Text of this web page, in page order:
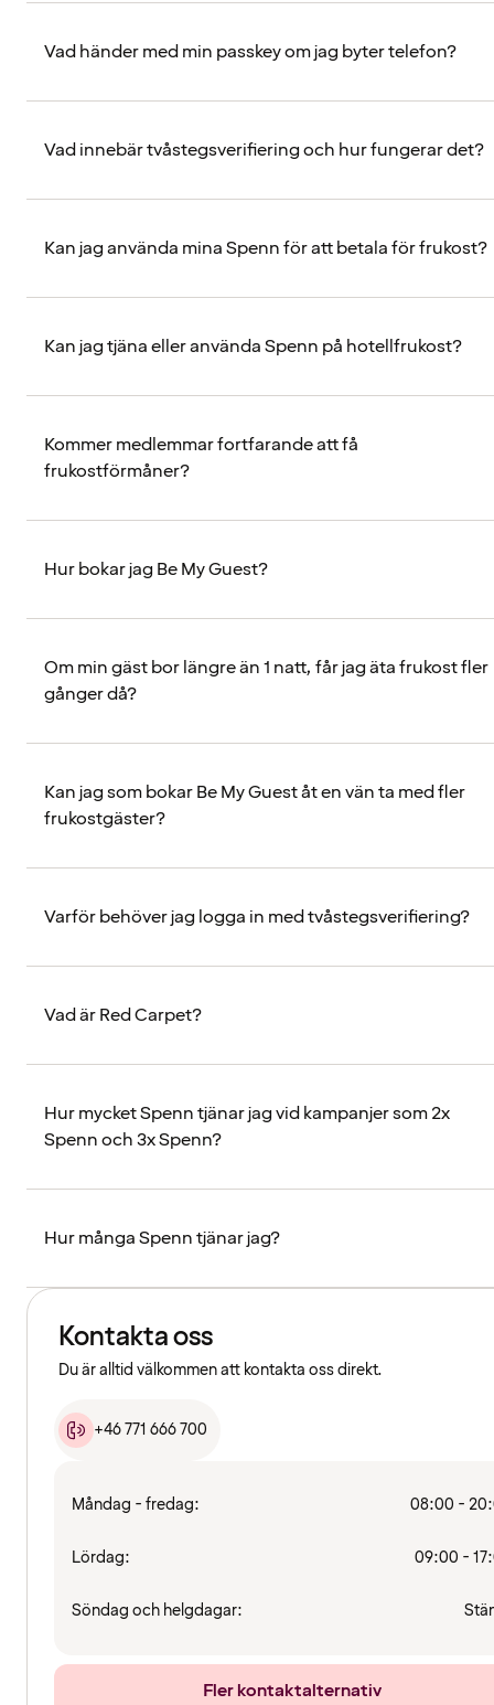
Vad händer med min passkey om jag byter telefon?
Vad innebär tvåstegsverifiering och hur fungerar det?
Kan jag använda mina Spenn för att betala för frukost?
Kan jag tjäna eller använda Spenn på hotellfrukost?
Kommer medlemmar fortfarande att få
frukostförmåner?
Hur bokar jag Be My Guest?
Om min gäst bor längre än 1 natt, får jag äta frukost fler
gånger då?
Kan jag som bokar Be My Guest åt en vän ta med fler
frukostgäster?
Varför behöver jag logga in med tvåstegsverifiering?
Vad är Red Carpet?
Hur mycket Spenn tjänar jag vid kampanjer som 2x
Spenn och 3x Spenn?
Hur många Spenn tjänar jag?
Kontakta oss
Du är alltid välkommen att kontakta oss direkt.
+46 771 666 700
Måndag - fredag: 08:00 -
Lördag: 09:00 -
Söndag och helgdagar:
Fler kontaktalternativ